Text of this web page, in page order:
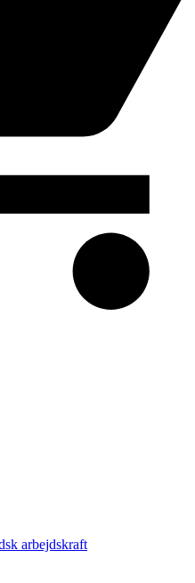
arbejdskraft